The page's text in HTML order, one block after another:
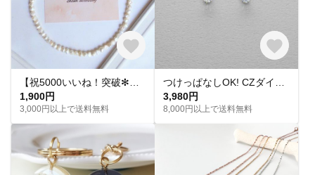
1,900円
3,000円以上で送料無料
3,980円
8,000円以上で送料無料